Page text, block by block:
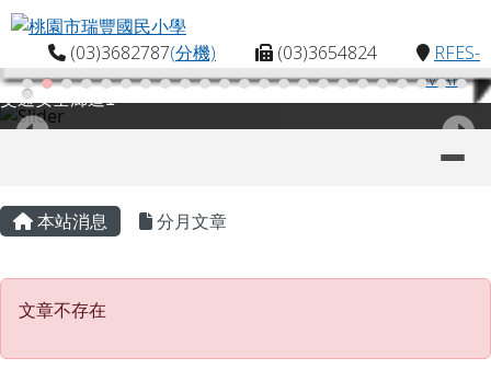
跳至主內容區
桃園市瑞豐國民小學
(03)3682787(分機) (03)3654824
RFES-
MAP
交通安全廊道1
主內容區域
本站消息 分月文章
文章不存在
文章不存在
頁尾區域